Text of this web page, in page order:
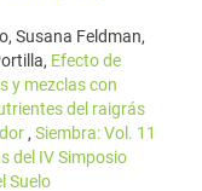
Susana Feldman,
Efecto de
y mezclas con
del raigrás
, Siembra: Vol. 11
del IV Simposio
Suelo